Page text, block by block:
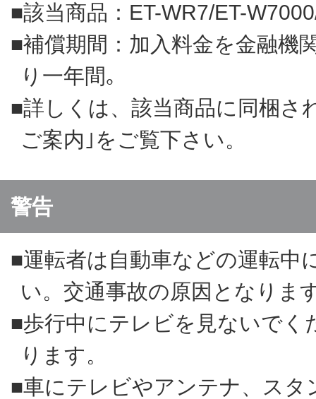
■該当商品：ET-WR7/ET-
■補償期間：加入料金を金融機
り一年間｡
■詳しくは、該当商品に同梱さ
ご案内｣をご覧下さい。
警告
■運転者は自動車などの運転中
い。交通事故の原因となりま
■歩行中にテレビを見ないでく
ります。
■車にテレビやアンテナ、ス